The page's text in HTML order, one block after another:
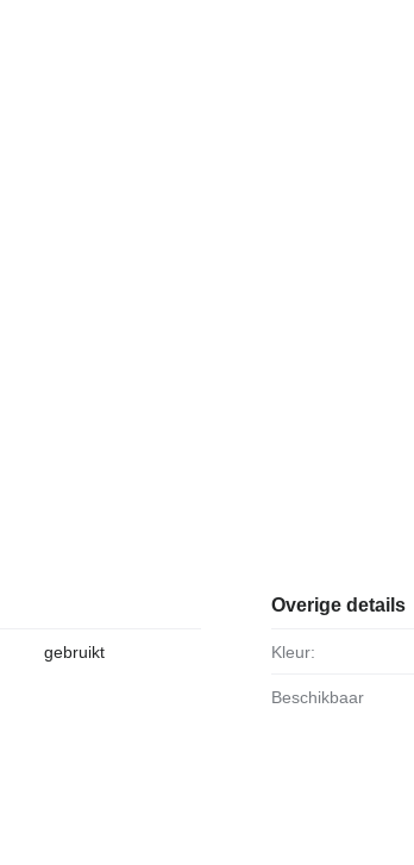
gebruikt
Overige details
Kleur:
Beschikbaar